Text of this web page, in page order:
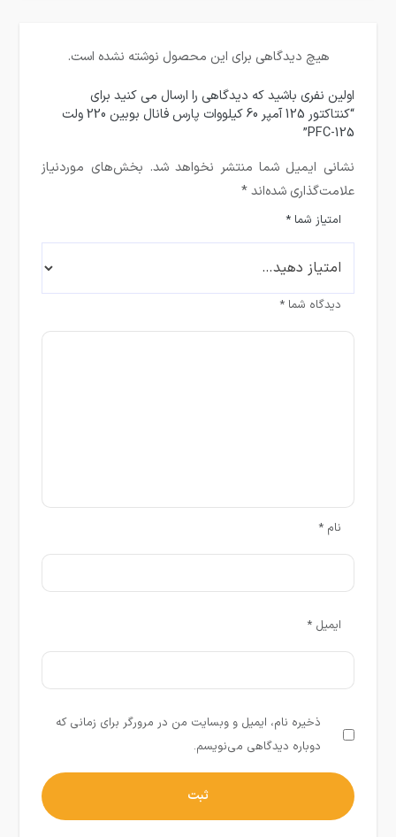
هیچ دیدگاهی برای این محصول نوشته نشده است.
اولین نفری باشید که دیدگاهی را ارسال می کنید برای
“کنتاکتور 125 آمپر 60 کیلووات پارس فانال بوبین 220 ولت
PFC-125”
نشانی ایمیل شما منتشر نخواهد شد. بخش‌های موردنیاز
علامت‌گذاری شده‌اند*
امتیاز شما*
دیدگاه شما*
نام*
ایمیل*
ذخیره نام، ایمیل و وبسایت من در مرورگر برای زمانی که
دوباره دیدگاهی می‌نویسم.